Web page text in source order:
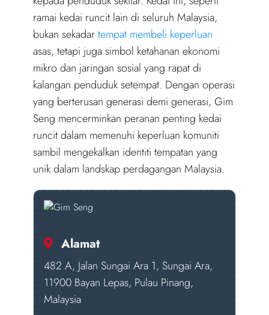
ramai kedai runcit lain di seluruh Malaysia,
bukan sekadartempat membeli keperluan
asas, tetapi juga simbol ketahanan ekonomi
mikro dan jaringan sosial yang rapat di
kalangan penduduk setempat. Dengan operasi
yang berterusan generasi demi generasi, Gim
Seng mencerminkan peranan penting kedai
runcit dalam memenuhi keperluan komuniti
sambil mengekalkan identiti tempatan yang
unik dalam landskap perdagangan Malaysia.
Alamat
482 A, Jalan Sungai Ara 1, Sungai Ara,
11900 Bayan Lepas, Pulau Pinang,
Malaysia